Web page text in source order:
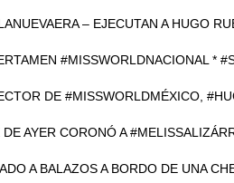
– EJECUTAN A HUGO
#MISSWORLDNACIONAL *
DE #MISSWORLDMÉXICO,
DE AYER CORONÓ A
A BALAZOS A BORDO DE UNA